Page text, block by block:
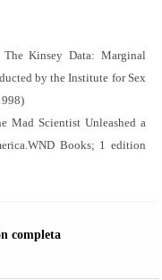
Kinsey Data: Marginal
by the Institute for Sex
Mad Scientist Unleashed a
Books; 1 edition
completa